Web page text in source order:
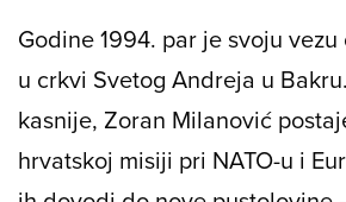
Godine 1994. par je svoju
u crkvi Svetog Andreja u
kasnije, Zoran Milanović
hrvatskoj misiji pri NATO-u i